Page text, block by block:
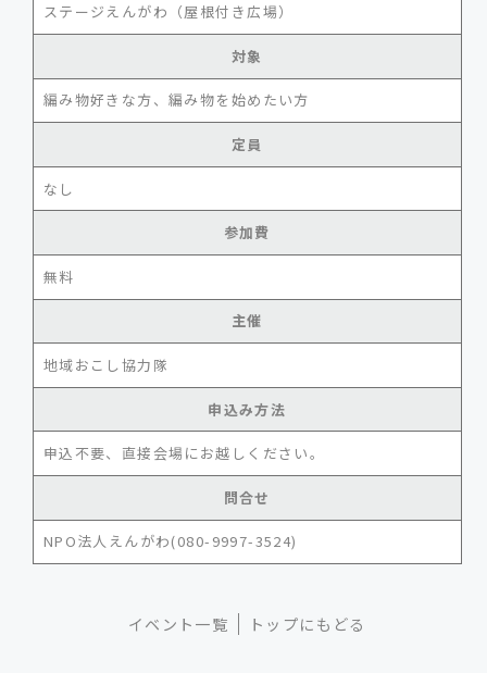
ステージえんがわ（屋根付き広場）
対象
編み物好きな方、編み物を始めたい方
定員
なし
参加費
無料
主催
地域おこし協力隊
申込み方法
申込不要、直接会場にお越しください。
問合せ
NPO法人えんがわ(080-9997-3524)
イベント一覧 トップにもどる